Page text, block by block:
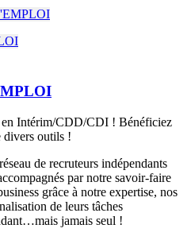
en Intérim/CDD/CDI ! Bénéficiez
divers outils !
de recruteurs indépendants
par notre savoir-faire
grâce à notre expertise, nos
de leurs tâches
jamais seul !